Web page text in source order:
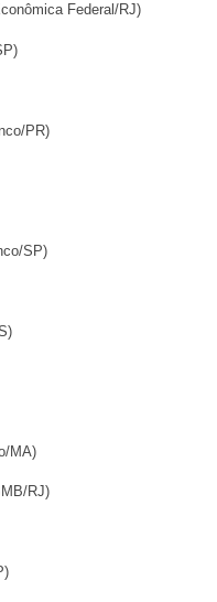
Federal/RJ)
PR)
SP)
MA)
RJ)